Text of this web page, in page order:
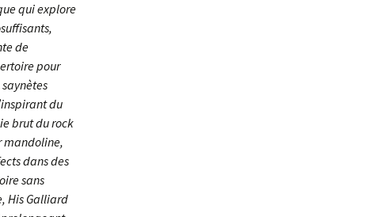
qui explore
de
pour
du
brut du rock
mandoline,
dans des
sans
His Galliard